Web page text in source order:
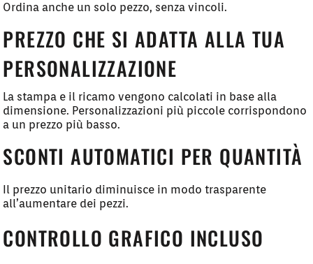
Ordina anche un solo pezzo, senza vincoli.
PREZZO CHE SI ADATTA ALLA TUA
PERSONALIZZAZIONE
La stampa e il ricamo vengono calcolati in base alla
dimensione. Personalizzazioni più piccole corrispondono
a un prezzo più basso.
SCONTI AUTOMATICI PER QUANTITÀ
Il prezzo unitario diminuisce in modo trasparente
all’aumentare dei pezzi.
CONTROLLO GRAFICO INCLUSO